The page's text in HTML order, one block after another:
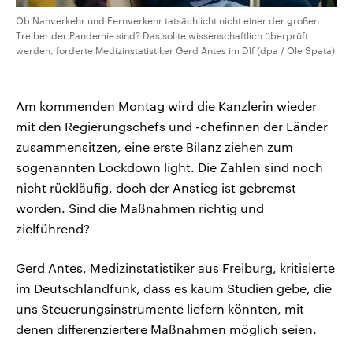
Ob Nahverkehr und Fernverkehr tatsächlicht nicht einer der großen
Treiber der Pandemie sind? Das sollte wissenschaftlich überprüft
werden, forderte Medizinstatistiker Gerd Antes im Dlf (dpa / Ole Spata)
Am kommenden Montag wird die Kanzlerin wieder
mit den Regierungschefs und -chefinnen der Länder
zusammensitzen, eine erste Bilanz ziehen zum
sogenannten Lockdown light. Die Zahlen sind noch
nicht rückläufig, doch der Anstieg ist gebremst
worden. Sind die Maßnahmen richtig und
zielführend?
Gerd Antes, Medizinstatistiker aus Freiburg, kritisierte
im Deutschlandfunk, dass es kaum Studien gebe, die
uns Steuerungsinstrumente liefern könnten, mit
denen differenziertere Maßnahmen möglich seien.